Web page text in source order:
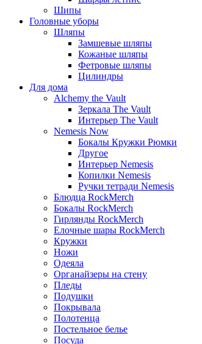
Шипы
Головные уборы
Шляпы
Замшевые шляпы
Кожаные шляпы
Фетровые шляпы
Цилиндры
Для дома
Alchemy the Vault
Зеркала The Vault
Интерьер The Vault
Nemesis Now
Бокалы Кружки Рюмки
Другое
Интерьер Nemesis
Копилки Nemesis
Ручки тетради Nemesis
Блюдца RockMerch
Бокалы RockMerch
Гирлянды RockMerch
Елочные шары RockMerch
Кружки
Ножи
Одеяла
Органайзеры на стену
Пледы
Подушки
Покрывала
Полотенца
Постельное белье
Посуда